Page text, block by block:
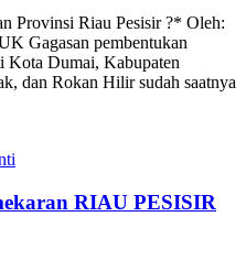
Provinsi Riau Pesisir ?* Oleh:
Gagasan pembentukan
Kota Dumai, Kabupaten
dan Rokan Hilir sudah saatnya
RIAU PESISIR